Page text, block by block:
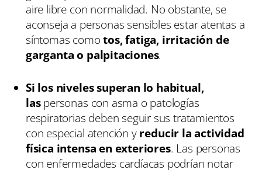
aire libre con normalidad. No obstante, se
aconseja a personas sensibles estar atentas a
síntomas comotos, fatiga, irritación de
garganta o palpitaciones.
Si los niveles superan lo habitual,
laspersonas con asma o patologías
respiratorias deben seguir sus tratamientos
con especial atención yreducir la actividad
física intensa en exteriores. Las personas
con enfermedades cardíacas podrían notar